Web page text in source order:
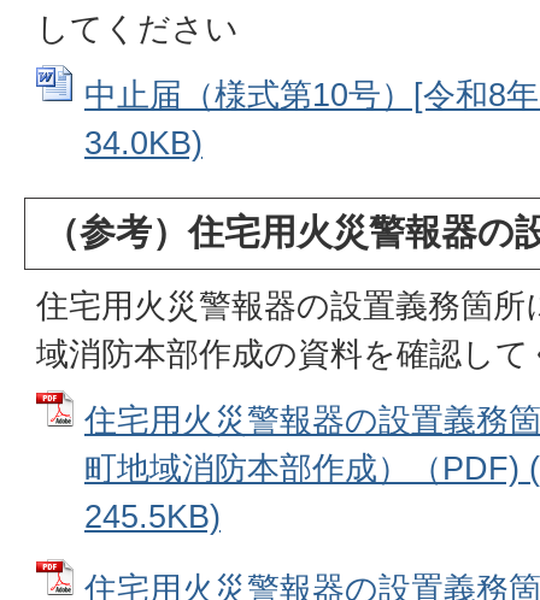
してください
中止届（様式第10号）[令和8
34.0KB)
（参考）住宅用火災警報器の
住宅用火災警報器の設置義務箇
域消防本部作成の資料を確認し
住宅用火災警報器の設置義務
町地域消防本部作成）（PDF)
245.5KB)
住宅用火災警報器の設置義務